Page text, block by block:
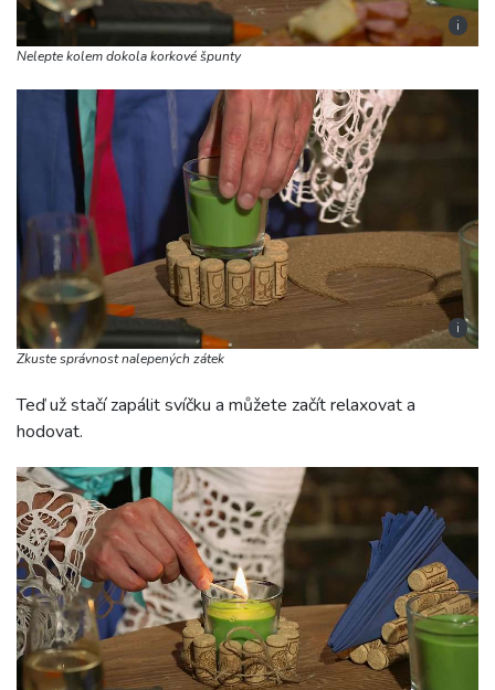
i
Nelepte kolem dokola korkové špunty
i
Zkuste správnost nalepených zátek
Teď už stačí zapálit svíčku a můžete začít relaxovat a
hodovat.